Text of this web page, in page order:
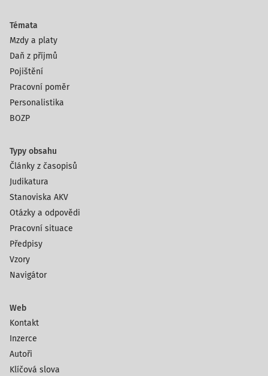
Témata
Mzdy a platy
Daň z příjmů
Pojištění
Pracovní poměr
Personalistika
BOZP
Typy obsahu
Články z časopisů
Judikatura
Stanoviska AKV
Otázky a odpovědi
Pracovní situace
Předpisy
Vzory
Navigátor
Web
Kontakt
Inzerce
Autoři
Klíčová slova